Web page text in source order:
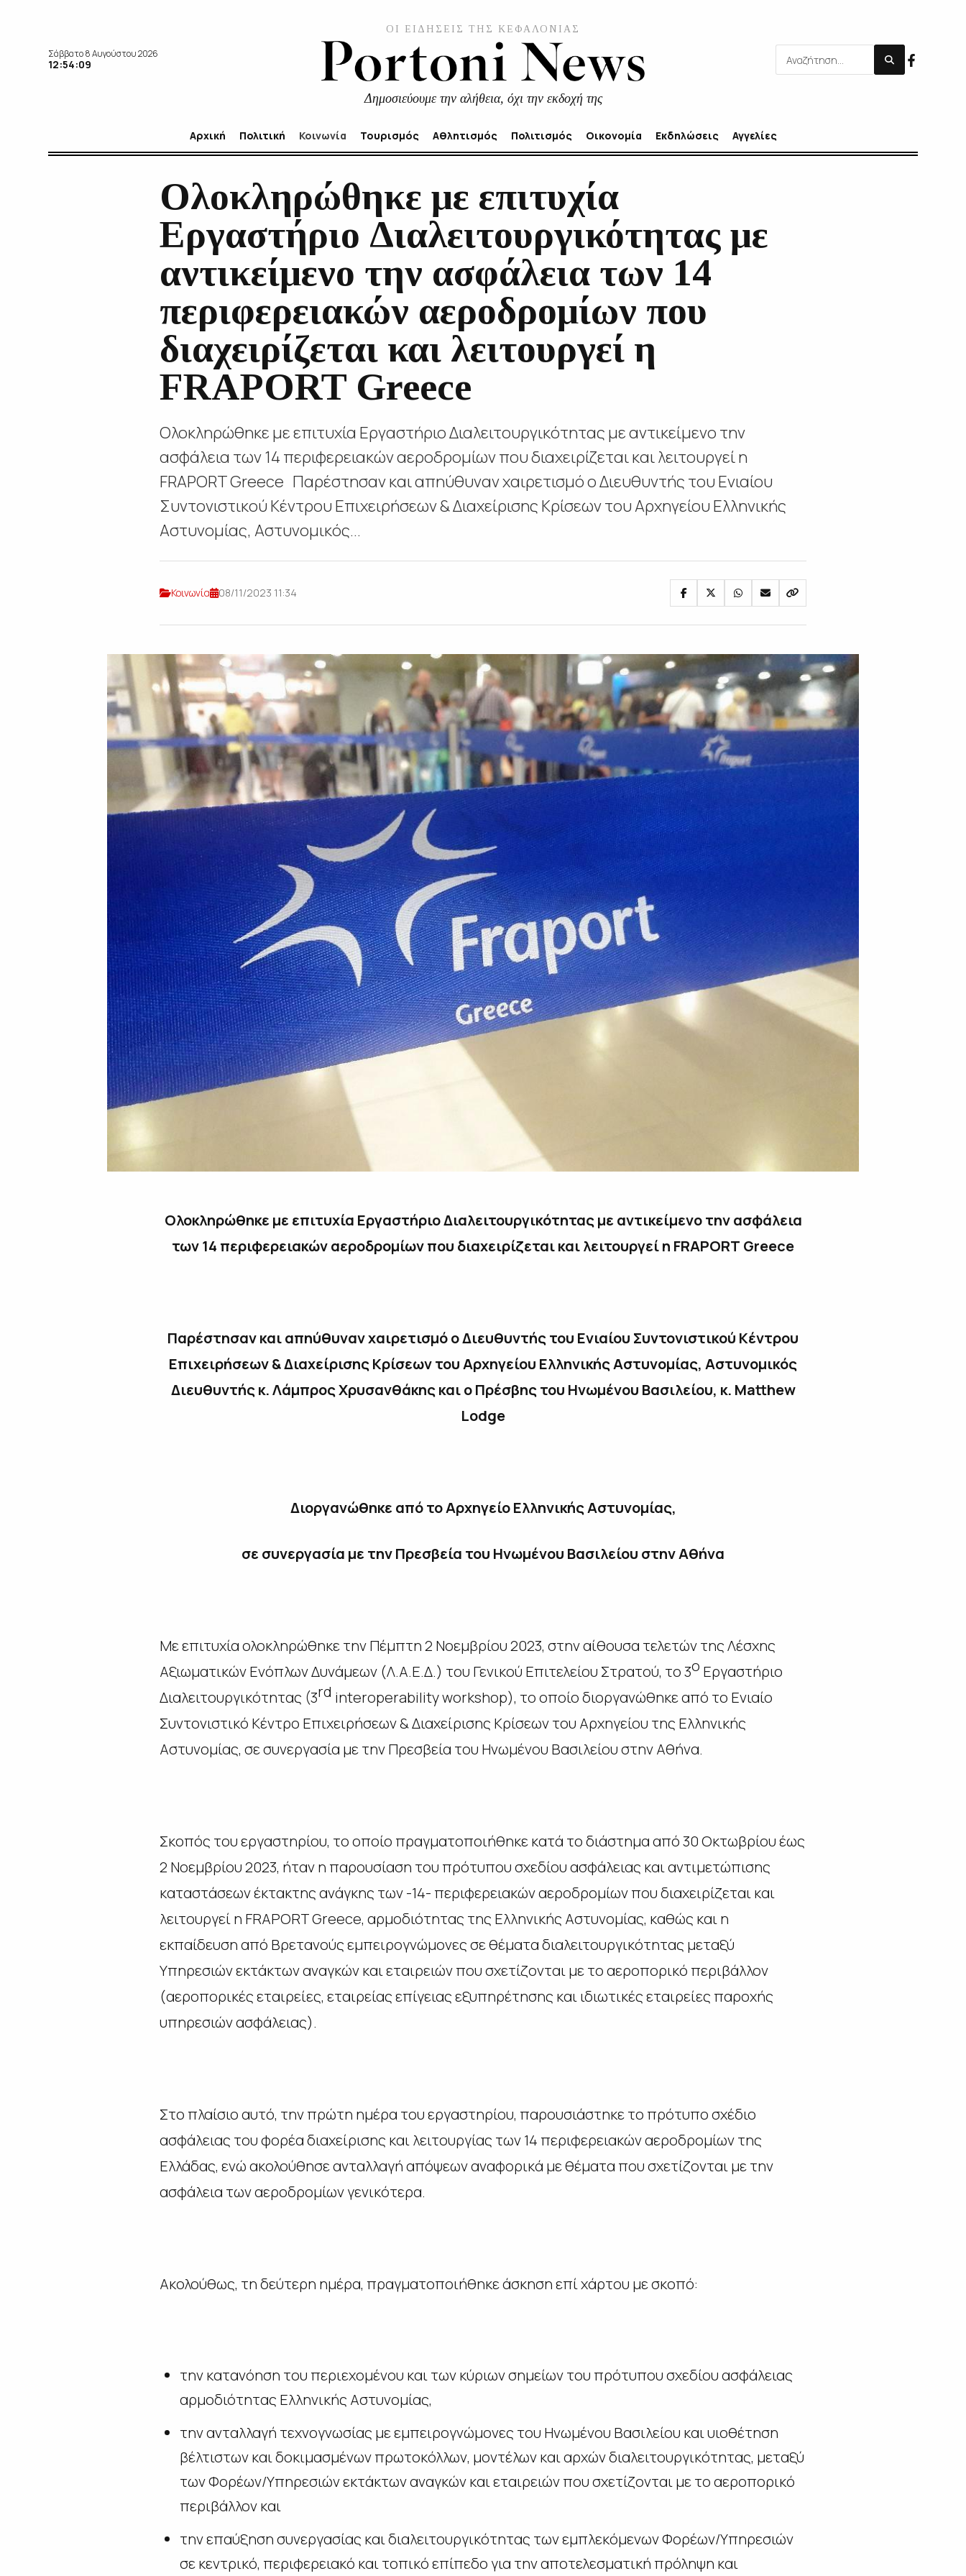
Σάββατο 8 Αυγούστου 2026
12:54:10
ΟΙ ΕΙΔΗΣΕΙΣ ΤΗΣ ΚΕΦΑΛΟΝΙΑΣ
Δημοσιεύουμε την αλήθεια, όχι την εκδοχή της
Αρχική Πολιτική Κοινωνία Τουρισμός Αθλητισμός Πολιτισμός Οικονομία Εκδηλώσεις Αγγελίες
Ολοκληρώθηκε με επιτυχία
Εργαστήριο Διαλειτουργικότητας με
αντικείμενο την ασφάλεια των 14
περιφερειακών αεροδρομίων που
διαχειρίζεται και λειτουργεί η
FRAPORT Greece
Ολοκληρώθηκε με επιτυχία Εργαστήριο Διαλειτουργικότητας με αντικείμενο την
ασφάλεια των 14 περιφερειακών αεροδρομίων που διαχειρίζεται και λειτουργεί η
FRAPORT Greece Παρέστησαν και απηύθυναν χαιρετισμό ο Διευθυντής του Ενιαίου
Συντονιστικού Κέντρου Επιχειρήσεων & Διαχείρισης Κρίσεων του Αρχηγείου Ελληνικής
Αστυνομίας, Αστυνομικός...
Κοινωνία 08/11/2023 11:34
Ολοκληρώθηκε με επιτυχία Εργαστήριο Διαλειτουργικότητας με αντικείμενο την ασφάλεια
των 14 περιφερειακών αεροδρομίων που διαχειρίζεται και λειτουργεί η FRAPORT Greece
Παρέστησαν και απηύθυναν χαιρετισμό ο Διευθυντής του Ενιαίου Συντονιστικού Κέντρου
Επιχειρήσεων & Διαχείρισης Κρίσεων του Αρχηγείου Ελληνικής Αστυνομίας, Αστυνομικός
Διευθυντής κ. Λάμπρος Χρυσανθάκης και ο Πρέσβης του Ηνωμένου Βασιλείου, κ. Matthew
Lodge
Διοργανώθηκε από το Αρχηγείο Ελληνικής Αστυνομίας,
σε συνεργασία με την Πρεσβεία του Ηνωμένου Βασιλείου στην Αθήνα
Με επιτυχία ολοκληρώθηκε την Πέμπτη 2 Νοεμβρίου 2023, στην αίθουσα τελετών της Λέσχης
Αξιωματικών Ενόπλων Δυνάμεων (Λ.Α.Ε.Δ.) του Γενικού Επιτελείου Στρατού, το 3ο Εργαστήριο
Διαλειτουργικότητας (3rd interoperability workshop), το οποίο διοργανώθηκε από το Ενιαίο
Συντονιστικό Κέντρο Επιχειρήσεων & Διαχείρισης Κρίσεων του Αρχηγείου της Ελληνικής
Αστυνομίας, σε συνεργασία με την Πρεσβεία του Ηνωμένου Βασιλείου στην Αθήνα.
Σκοπός του εργαστηρίου, το οποίο πραγματοποιήθηκε κατά το διάστημα από 30 Οκτωβρίου έως
2 Νοεμβρίου 2023, ήταν η παρουσίαση του πρότυπου σχεδίου ασφάλειας και αντιμετώπισης
καταστάσεων έκτακτης ανάγκης των -14- περιφερειακών αεροδρομίων που διαχειρίζεται και
λειτουργεί η FRAPORT Greece, αρμοδιότητας της Ελληνικής Αστυνομίας, καθώς και η
εκπαίδευση από Βρετανούς εμπειρογνώμονες σε θέματα διαλειτουργικότητας μεταξύ
Υπηρεσιών εκτάκτων αναγκών και εταιρειών που σχετίζονται με το αεροπορικό περιβάλλον
(αεροπορικές εταιρείες, εταιρείας επίγειας εξυπηρέτησης και ιδιωτικές εταιρείες παροχής
υπηρεσιών ασφάλειας).
Στο πλαίσιο αυτό, την πρώτη ημέρα του εργαστηρίου, παρουσιάστηκε το πρότυπο σχέδιο
ασφάλειας του φορέα διαχείρισης και λειτουργίας των 14 περιφερειακών αεροδρομίων της
Ελλάδας, ενώ ακολούθησε ανταλλαγή απόψεων αναφορικά με θέματα που σχετίζονται με την
ασφάλεια των αεροδρομίων γενικότερα.
Ακολούθως, τη δεύτερη ημέρα, πραγματοποιήθηκε άσκηση επί χάρτου με σκοπό:
την κατανόηση του περιεχομένου και των κύριων σημείων του πρότυπου σχεδίου ασφάλειας
αρμοδιότητας Ελληνικής Αστυνομίας,
την ανταλλαγή τεχνογνωσίας με εμπειρογνώμονες του Ηνωμένου Βασιλείου και υιοθέτηση
βέλτιστων και δοκιμασμένων πρωτοκόλλων, μοντέλων και αρχών διαλειτουργικότητας, μεταξύ
των Φορέων/Υπηρεσιών εκτάκτων αναγκών και εταιρειών που σχετίζονται με το αεροπορικό
περιβάλλον και
την επαύξηση συνεργασίας και διαλειτουργικότητας των εμπλεκόμενων Φορέων/Υπηρεσιών
σε κεντρικό, περιφερειακό και τοπικό επίπεδο για την αποτελεσματική πρόληψη και